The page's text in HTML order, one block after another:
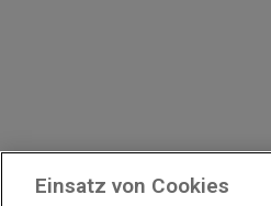
Einsatz von Cookies